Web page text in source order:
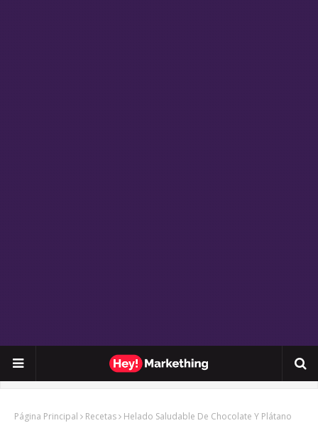
Página Principal Recetas Helado Saludable De Chocolate Y Plátano